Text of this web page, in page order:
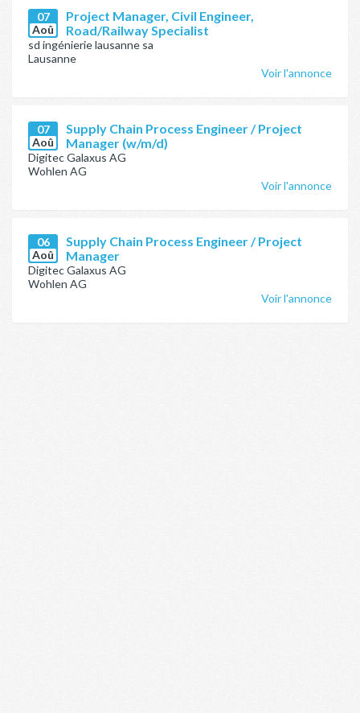
07
Aoû
Project Manager, Civil Engineer,
Road/Railway Specialist
sd ingénierie lausanne sa
Lausanne
Voir l'annonce
07
Aoû
Supply Chain Process Engineer / Project
Manager (w/m/d)
Digitec Galaxus AG
Wohlen AG
Voir l'annonce
06
Aoû
Supply Chain Process Engineer / Project
Manager
Digitec Galaxus AG
Wohlen AG
Voir l'annonce